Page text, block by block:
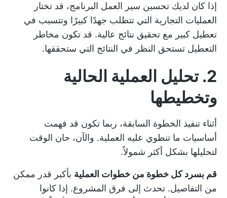
إذا كان لديك تحسين سير العمل البرنامج، قد تختار
العمليات التجارية التي تتطلب جهدًا كبيرًا وتتسبب في
تعطيل كبير مع تحقيق نتائج عالية. قد تكون مخاطر
التعطيل تستحق النظر في النتائج التي ستحققها.
2. تحليل العملية الحالية
وتخطيطها
أثناء تنفيذ الخطوة السابقة، ربما تكون قد فهمت
أساسيات ما تنطوي عليه العملية. والآن، حان الوقت
لتحليلها بشكل أكثر شمولاً.
قم بسرد كل خطوة من خطوات العملية بأكبر قدر ممكن
من التفاصيل. تحدث إلى فرق المشروع. إذا كانوا